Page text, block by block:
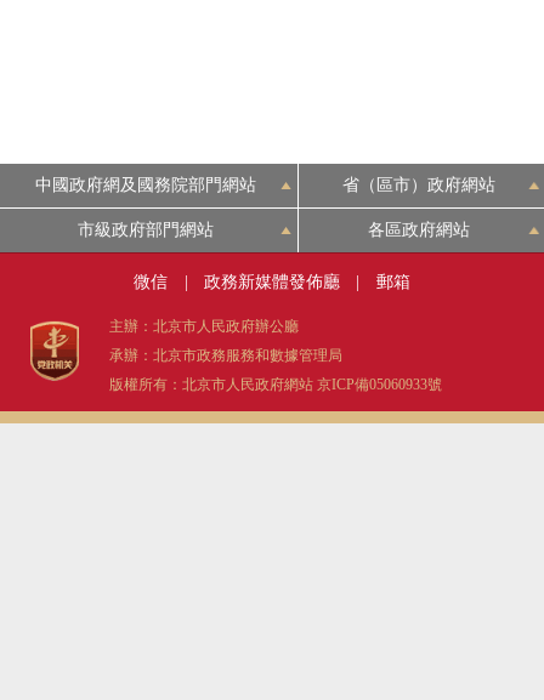
中國政府網及國務院部門網站 省（區市）政府網站
市級政府部門網站 各區政府網站
微信 政務新媒體發佈廳 郵箱
主辦：北京市人民政府辦公廳
承辦：北京市政務服務和數據管理局
版權所有：北京市人民政府網站 京ICP備05060933號